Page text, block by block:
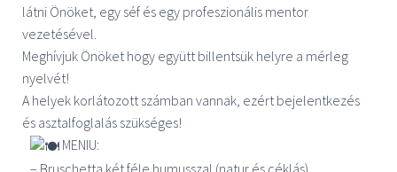
látni Önöket, egy séf és egy profeszionális mentor
vezetésével.
Meghívjuk Önöket hogy együtt billentsük helyre a mérleg
nyelvét!
A helyek korlátozott számban vannak, ezért bejelentkezés
és asztalfoglalás szükséges!
MENIU:
– Bruschetta két féle humusszal (natur és céklás)